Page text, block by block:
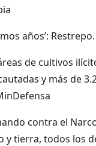
años’:
de cultivos
y más de
contra el
y tierra, todos los